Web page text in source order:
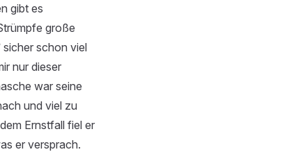
gibt es
große
sicher schon viel
nur dieser
war seine
und viel zu
Ernstfall fiel er
er versprach.